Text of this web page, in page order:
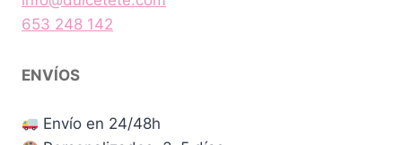
653 248 142
ENVÍOS
Envío en 24/48h